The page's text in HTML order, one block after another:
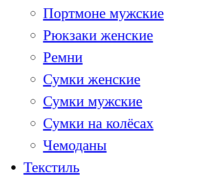
Портмоне мужские
Рюкзаки женские
Ремни
Сумки женские
Сумки мужские
Сумки на колёсах
Чемоданы
Текстиль